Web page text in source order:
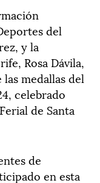
del
y la
Rosa Dávila,
medallas del
celebrado
de Santa
de
en esta